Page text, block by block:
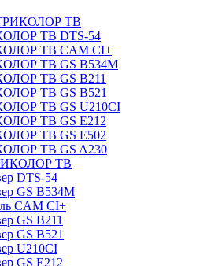
ТВ
ТВ DTS-54
ТВ CAM CI+
ТВ GS B534M
ТВ GS B211
ТВ GS B521
ТВ GS U210CI
ТВ GS E212
ТВ GS E502
ТВ GS A230
ТВ
DTS-54
GS B534M
CAM CI+
GS B211
GS B521
U210CI
GS E212